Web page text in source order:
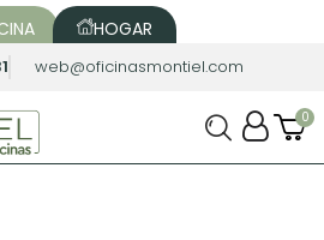
HOGAR
web@oficinasmontiel.com